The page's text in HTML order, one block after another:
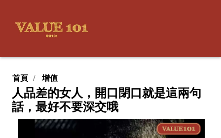
首頁 增值
人品差的女人，開口閉口就是這兩句
話，最好不要深交哦